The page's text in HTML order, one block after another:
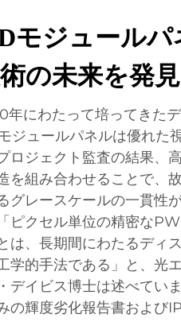
モジュールパ
の未来を発見
年にわたって培ってきた
ジュールパネルは優れた
ロジェクト監査の結果、
を組み合わせることで、
グレースケールの一貫性
ピクセル単位の精密な
は、長期間にわたるディ
学的手法である」と、光
デイビス博士は述べてい
の輝度劣化報告書および